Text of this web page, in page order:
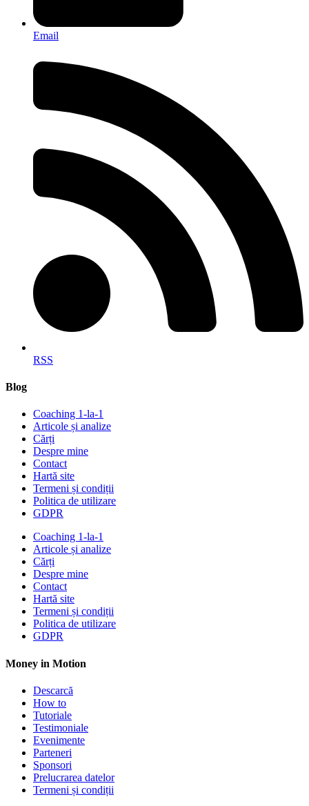
Email
RSS
Blog
Coaching 1-la-1
Articole și analize
Cărți
Despre mine
Contact
Hartă site
Termeni și condiții
Politica de utilizare
GDPR
Coaching 1-la-1
Articole și analize
Cărți
Despre mine
Contact
Hartă site
Termeni și condiții
Politica de utilizare
GDPR
Money in Motion
Descarcă
How to
Tutoriale
Testimoniale
Evenimente
Parteneri
Sponsori
Prelucrarea datelor
Termeni și condiții